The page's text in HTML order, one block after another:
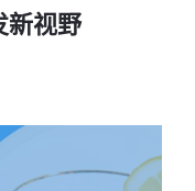
新视野